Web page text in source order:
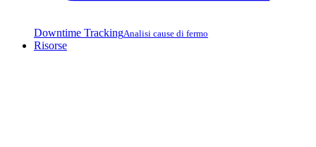
Downtime TrackingAnalisi cause di fermo
Risorse